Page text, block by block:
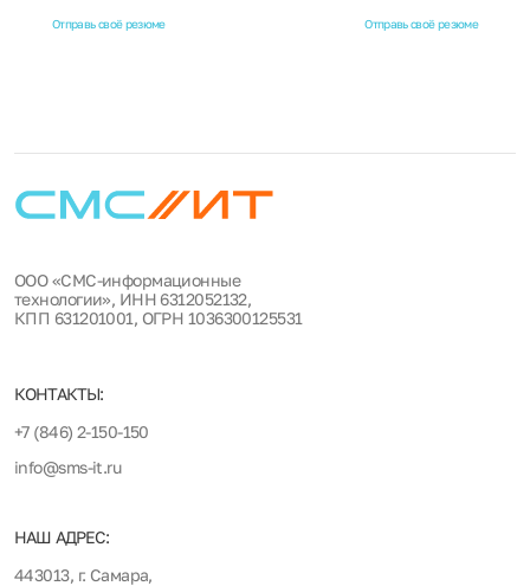
Отправь своё резюме Отправь своё резюме
ООО «СМС-информационные
технологии», ИНН 6312052132,
КПП 631201001, ОГРН 1036300125531
КОНТАКТЫ:
+7 (846) 2-150-150
info@sms-it.ru
НАШ АДРЕС:
443013, г. Самара,